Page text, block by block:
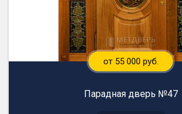
от 55 000 руб.
Парадная дверь №47